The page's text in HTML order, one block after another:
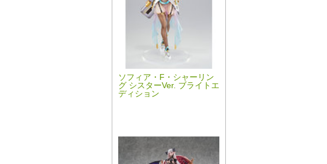
ソフィア・F・シャーリン
グ シスターVer. ブライトエ
ディション